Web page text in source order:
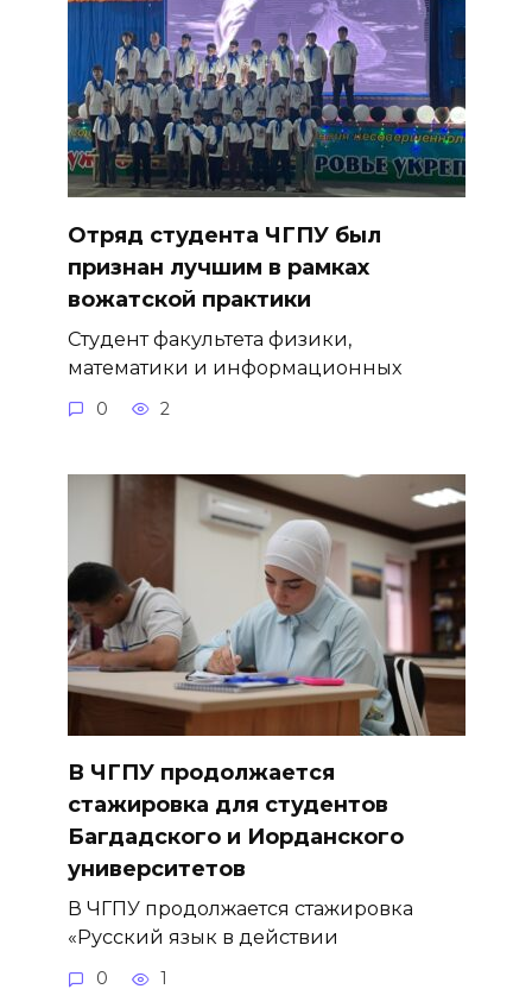
Отряд студента ЧГПУ был
признан лучшим в рамках
вожатской практики
Студент факультета физики,
математики и информационных
0 2
В ЧГПУ продолжается
стажировка для студентов
Багдадского и Иорданского
университетов
В ЧГПУ продолжается стажировка
«Русский язык в действии
0 1